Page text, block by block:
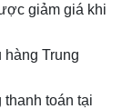
giảm giá khi
hàng Trung
toán tại